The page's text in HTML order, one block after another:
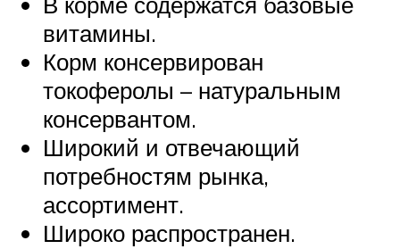
витамины.
Корм консервирован
токоферолы – натуральным
консервантом.
Широкий и отвечающий
потребностям рынка,
ассортимент.
Широко распространен.